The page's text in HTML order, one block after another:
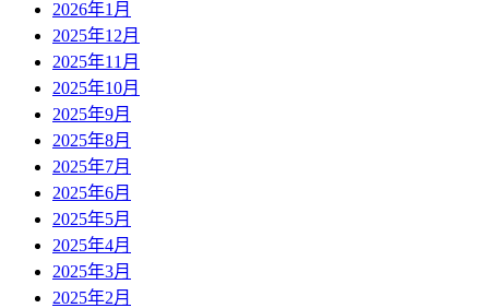
2026年1月
2025年12月
2025年11月
2025年10月
2025年9月
2025年8月
2025年7月
2025年6月
2025年5月
2025年4月
2025年3月
2025年2月